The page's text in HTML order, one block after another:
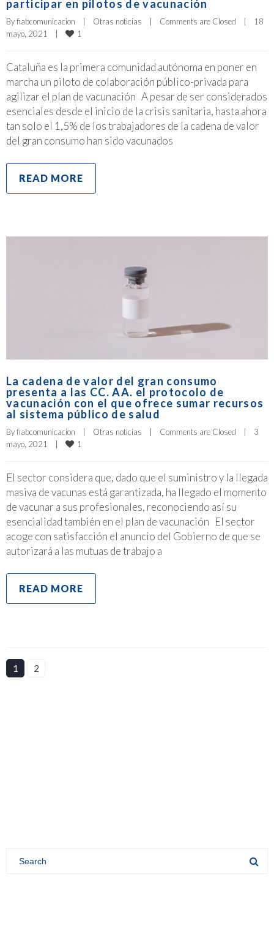
participar en pilotos de vacunación
By fiabcomunicacion Otras noticias Comments are Closed
18
mayo, 2021
1
Cataluña es la primera comunidad autónoma en poner en
marcha un piloto de colaboración público-privada para
agilizar el plan de vacunación A pesar de ser considerados
esenciales desde el inicio de la crisis sanitaria, hasta ahora
tan solo el 1,5% de los trabajadores de la cadena de valor
del gran consumo han sido vacunados
READ MORE
La cadena de valor del gran consumo
presenta a las CC. AA. el protocolo de
vacunación con el que ofrece sumar recursos
al sistema público de salud
By fiabcomunicacion Otras noticias Comments are Closed
3
mayo, 2021
1
El sector considera que, dado que el suministro y la llegada
masiva de vacunas está garantizada, ha llegado el momento
de vacunar a sus profesionales, reconociendo así su
esencialidad también en el plan de vacunación El sector
acoge con satisfacción el anuncio del Gobierno de que se
autorizará a las mutuas de trabajo a
READ MORE
1 2